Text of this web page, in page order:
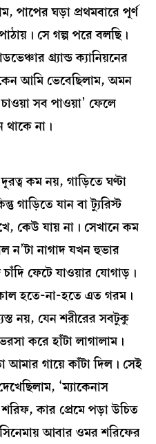
পাপের ঘড়া প্রথমবারে পূর্ণ
সে গল্প পরে বলছি।
গ্র্যান্ড ক্যানিয়নের
আমি ভেবেছিলাম, অমন
সব পাওয়া’ ফেলে
না।
কম নয়, গাড়িতে ঘণ্টা
গাড়িতে যান বা ট্যুরিস্ট
কেউ যায় না। সেখানে কম
ন’টা নাগাদ যখন হুভার
ফেটে যাওয়ার যোগাড়।
হতে-না-হতে এত গরম।
নয়, যেন শরীরের সবটুকু
করে হাঁটা লাগালাম।
গায়ে কাঁটা দিল। সেই
‘ম্যাকেনাস
কার প্রেমে পড়া উচিত
আবার ওমর শরিফের